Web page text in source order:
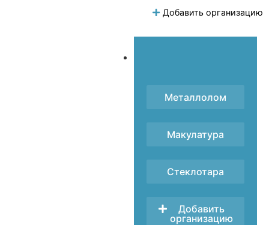
Добавить организацию
Металлолом
Макулатура
Стеклотара
Добавить
организацию